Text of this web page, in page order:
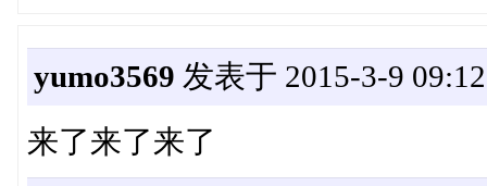
yumo3569 发表于 2015-3-9
来了来了来了